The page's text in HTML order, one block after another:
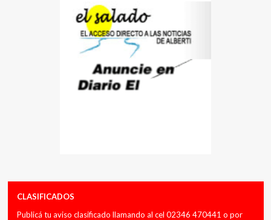
CLASIFICADOS
Publicá tu aviso clasificado llamando al cel 02346 470441 o por